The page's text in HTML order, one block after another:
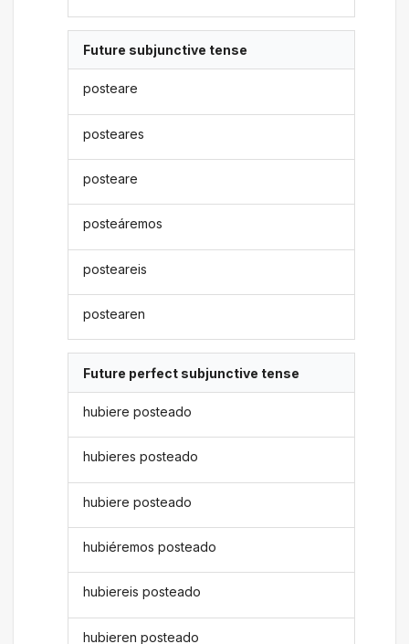
Future subjunctive tense
posteare
posteares
posteare
posteáremos
posteareis
postearen
Future perfect subjunctive tense
hubiere posteado
hubieres posteado
hubiere posteado
hubiéremos posteado
hubiereis posteado
hubieren posteado